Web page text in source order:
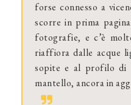
forse connesso a
scorre in prima
fotografie, e c’è
riaffiora dalle acque
sopite e al profilo di
mantello, ancora in